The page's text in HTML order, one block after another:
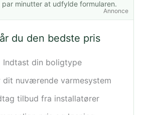
Annonce
minutter at udfylde formularen.
du den bedste pris
Indtast din boligtype
dit nuværende varmesystem
tilbud fra installatører